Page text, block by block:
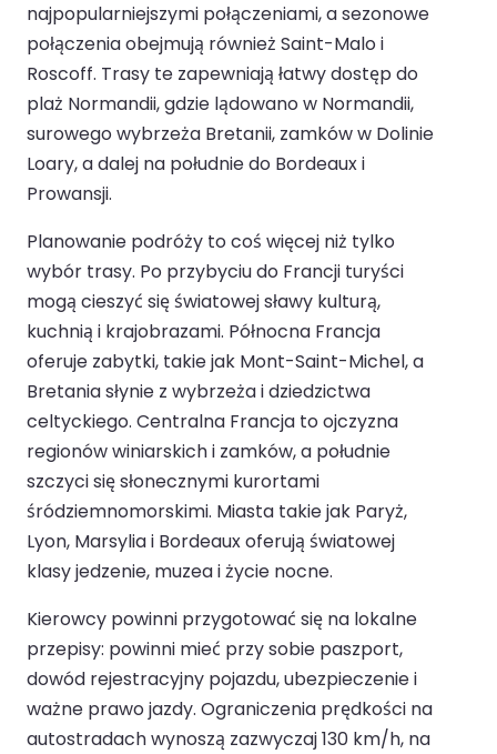
najpopularniejszymi połączeniami, a sezonowe
połączenia obejmują również Saint-Malo i
Roscoff. Trasy te zapewniają łatwy dostęp do
plaż Normandii, gdzie lądowano w Normandii,
surowego wybrzeża Bretanii, zamków w Dolinie
Loary, a dalej na południe do Bordeaux i
Prowansji.
Planowanie podróży to coś więcej niż tylko
wybór trasy. Po przybyciu do Francji turyści
mogą cieszyć się światowej sławy kulturą,
kuchnią i krajobrazami. Północna Francja
oferuje zabytki, takie jak Mont-Saint-Michel, a
Bretania słynie z wybrzeża i dziedzictwa
celtyckiego. Centralna Francja to ojczyzna
regionów winiarskich i zamków, a południe
szczyci się słonecznymi kurortami
śródziemnomorskimi. Miasta takie jak Paryż,
Lyon, Marsylia i Bordeaux oferują światowej
klasy jedzenie, muzea i życie nocne.
Kierowcy powinni przygotować się na lokalne
przepisy: powinni mieć przy sobie paszport,
dowód rejestracyjny pojazdu, ubezpieczenie i
ważne prawo jazdy. Ograniczenia prędkości na
autostradach wynoszą zazwyczaj 130 km/h, na